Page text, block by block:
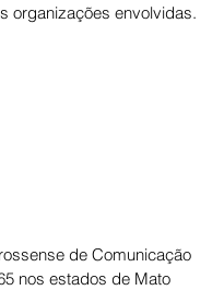
organizações envolvidas.
de Comunicação
nos estados de Mato